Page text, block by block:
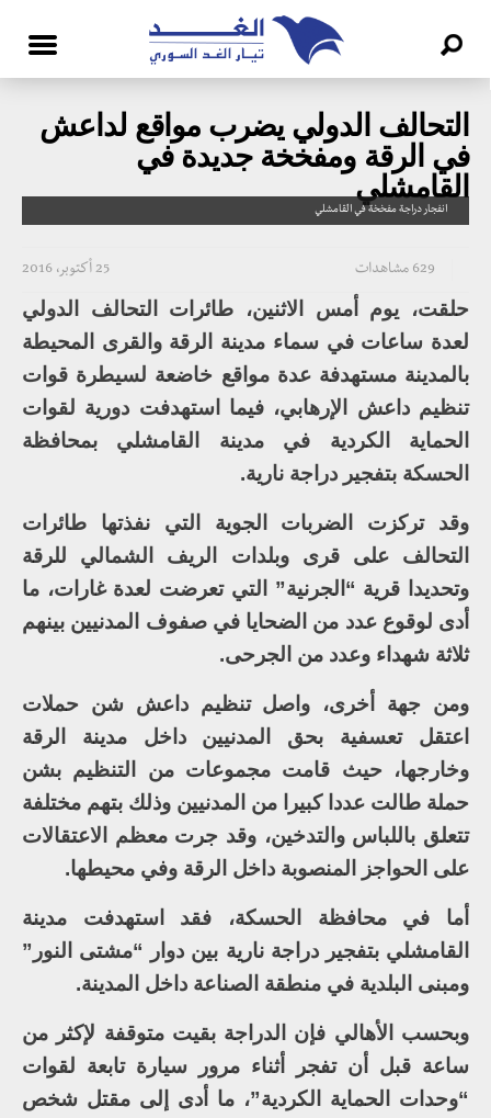
التحالف الدولي يضرب مواقع لداعش
في الرقة ومفخخة جديدة في
القامشلي
انفجار دراجة مفخخة في القامشلي
25 أكتوبر، 2016 629 مشاهدات
حلقت، يوم أمس الاثنين، طائرات التحالف الدولي
لعدة ساعات في سماء مدينة الرقة والقرى المحيطة
بالمدينة مستهدفة عدة مواقع خاضعة لسيطرة قوات
تنظيم داعش الإرهابي، فيما استهدفت دورية لقوات
الحماية الكردية في مدينة القامشلي بمحافظة
الحسكة بتفجير دراجة نارية.
وقد تركزت الضربات الجوية التي نفذتها طائرات
التحالف على قرى وبلدات الريف الشمالي للرقة
وتحديدا قرية “الجرنية” التي تعرضت لعدة غارات، ما
أدى لوقوع عدد من الضحايا في صفوف المدنيين بينهم
ثلاثة شهداء وعدد من الجرحى.
ومن جهة أخرى، واصل تنظيم داعش شن حملات
اعتقل تعسفية بحق المدنيين داخل مدينة الرقة
وخارجها، حيث قامت مجموعات من التنظيم بشن
حملة طالت عددا كبيرا من المدنيين وذلك بتهم مختلفة
تتعلق باللباس والتدخين، وقد جرت معظم الاعتقالات
على الحواجز المنصوبة داخل الرقة وفي محيطها.
أما في محافظة الحسكة، فقد استهدفت مدينة
القامشلي بتفجير دراجة نارية بين دوار “مشتى النور”
ومبنى البلدية في منطقة الصناعة داخل المدينة.
وبحسب الأهالي فإن الدراجة بقيت متوقفة لإكثر من
ساعة قبل أن تفجر أثناء مرور سيارة تابعة لقوات
“وحدات الحماية الكردية”، ما أدى إلى مقتل شخص